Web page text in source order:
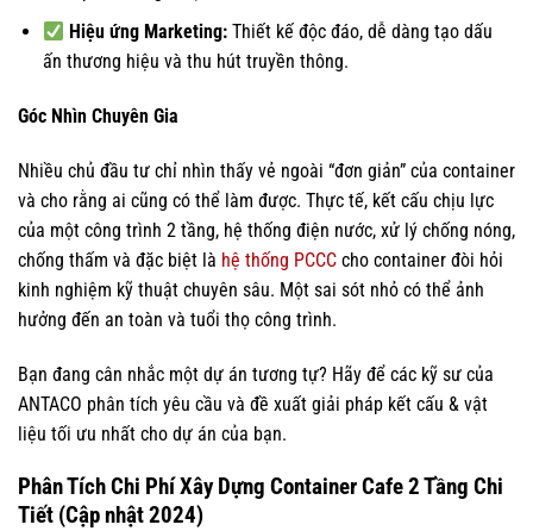
Hiệu ứng Marketing: Thiết kế độc đáo, dễ dàng tạo dấu
ấn thương hiệu và thu hút truyền thông.
Góc Nhìn Chuyên Gia
Nhiều chủ đầu tư chỉ nhìn thấy vẻ ngoài “đơn giản” của container
và cho rằng ai cũng có thể làm được. Thực tế, kết cấu chịu lực
của một công trình 2 tầng, hệ thống điện nước, xử lý chống nóng,
chống thấm và đặc biệt là hệ thống PCCC cho container đòi hỏi
kinh nghiệm kỹ thuật chuyên sâu. Một sai sót nhỏ có thể ảnh
hưởng đến an toàn và tuổi thọ công trình.
Bạn đang cân nhắc một dự án tương tự? Hãy để các kỹ sư của
ANTACO phân tích yêu cầu và đề xuất giải pháp kết cấu & vật
liệu tối ưu nhất cho dự án của bạn.
Phân Tích Chi Phí Xây Dựng Container Cafe 2 Tầng Chi
Tiết (Cập nhật 2024)